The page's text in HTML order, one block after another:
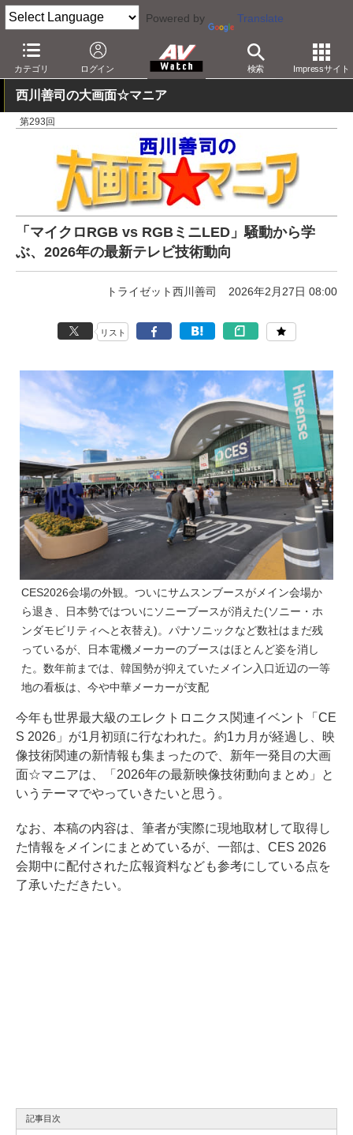
Powered by Translate
カテゴリ ログイン 検索 Impressサイト
AV Watch 動向 技術・デバイス ディスプレイ
西川善司の大画面☆マニア
第293回
「マイクロRGB vs RGBミニLED」騒動から学
ぶ、2026年の最新テレビ技術動向
トライゼット西川善司 2026年2月27日 08:00
リスト
CES2026会場の外観。ついにサムスンブースがメイン会場か
ら退き、日本勢ではついにソニーブースが消えた(ソニー・ホ
ンダモビリティへと衣替え)。パナソニックなど数社はまだ残
っているが、日本電機メーカーのブースはほとんど姿を消し
た。数年前までは、韓国勢が抑えていたメイン入口近辺の一等
地の看板は、今や中華メーカーが支配
今年も世界最大級のエレクトロニクス関連イベント「CE
S 2026」が1月初頭に行なわれた。約1カ月が経過し、映
像技術関連の新情報も集まったので、新年一発目の大画
面☆マニアは、「2026年の最新映像技術動向まとめ」と
いうテーマでやっていきたいと思う。
なお、本稿の内容は、筆者が実際に現地取材して取得し
た情報をメインにまとめているが、一部は、CES 2026
会期中に配付された広報資料なども参考にしている点を
了承いただきたい。
記事目次